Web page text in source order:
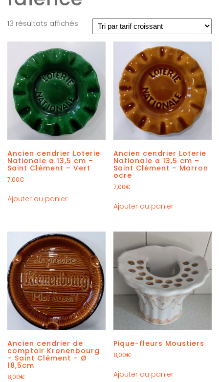
13 résultats affichés
Ancien cendrier Loterie
Nationale ø 13,5 cm –
Saint Clément – Vert
7,00€
Ajouter au panier
Ancien cendrier Loterie
Nationale ø 13,5 cm –
Saint Clément – Marron
ocre
7,00€
Ajouter au panier
Ancien cendrier de
comptoir Kronenbourg
– Saint Clément – Ø
18,5cm
8,00€
Pique-fleurs Moustiers
8,00€
Ajouter au panier